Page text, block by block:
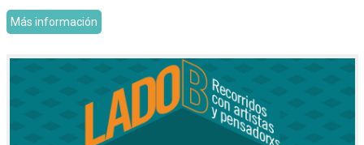
Más información